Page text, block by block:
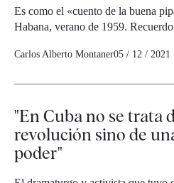
Es como el «cuento de la buena
Habana, verano de 1959.
Carlos Alberto Montaner05 / 12 / 2021
"En Cuba no se trata
revolución sino de
poder"